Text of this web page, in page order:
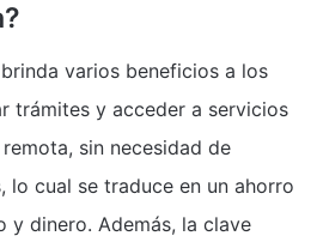
varios beneficios a los
trámites y acceder a servicios
sin necesidad de
lo cual se traduce en un ahorro
y dinero. Además, la clave